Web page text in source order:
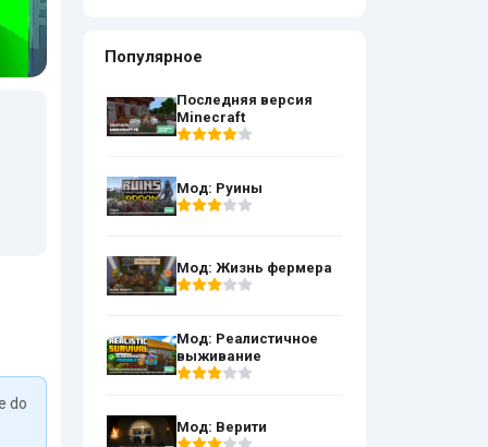
do
Популярное
Последняя версия
Minecraft
Мод: Руины
Мод: Жизнь фермера
Мод: Реалистичное
выживание
Мод: Верити